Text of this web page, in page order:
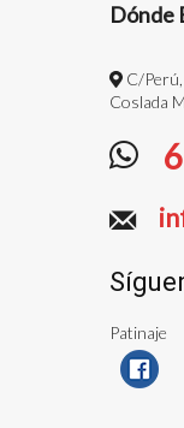
Dónde
C/Perú,
Coslada
Patinaje